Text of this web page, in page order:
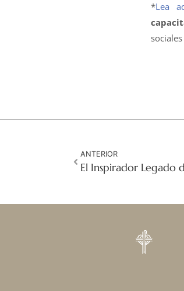
*Lea
ANTERIOR
El Inspirador Legado